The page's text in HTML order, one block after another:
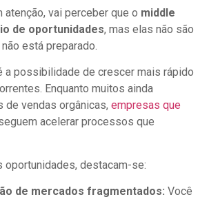
atenção, vai perceber que o middle
de oportunidades, mas elas não são
está preparado.
a possibilidade de crescer mais rápido
Enquanto muitos ainda
de vendas orgânicas, empresas que
acelerar processos que
oportunidades, destacam-se:
de mercados fragmentados: Você